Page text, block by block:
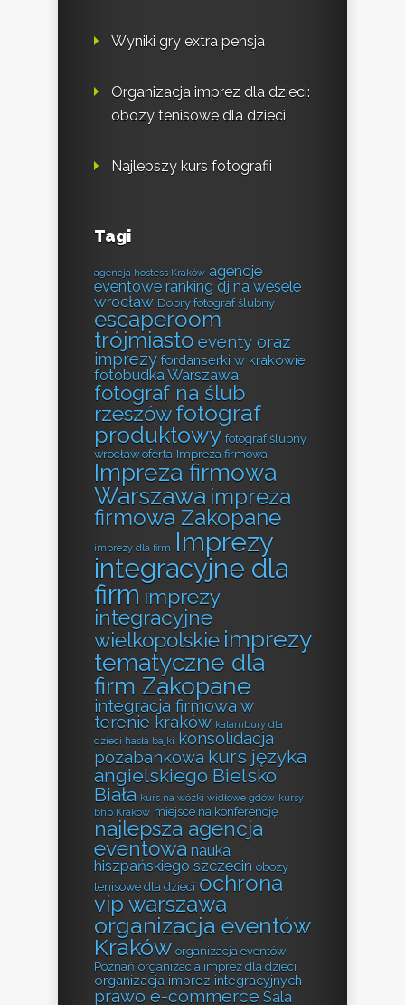
Wyniki gry extra pensja
Organizacja imprez dla dzieci:
obozy tenisowe dla dzieci
Najlepszy kurs fotografii
Tagi
agencja hostess Kraków agencje
eventowe ranking dj na wesele
wrocław Dobry fotograf ślubny
escaperoom
trójmiasto eventy oraz
imprezy fordanserki w krakowie
fotobudka Warszawa
fotograf na ślub
rzeszówfotograf
produktowy fotograf ślubny
wrocław oferta Impreza firmowa
Impreza firmowa
Warszawa impreza
firmowa Zakopane
imprezy dla firm
Imprezy
integracyjne dla
firm imprezy
integracyjne
wielkopolskie imprezy
tematyczne dla
firm Zakopane
integracja firmowa w
terenie kraków kalambury dla
dzieci hasła bajki konsolidacja
pozabankowa kurs języka
angielskiego Bielsko
Biała kurs na wózki widłowe gdów kursy
bhp Kraków miejsce na konferencję
najlepsza agencja
eventowa nauka
hiszpańskiego szczecin obozy
tenisowe dla dzieci ochrona
vip warszawa
organizacja eventów
Kraków organizacja eventów
Poznań organizacja imprez dla dzieci
organizacja imprez integracyjnych
prawo e-commerce Sala